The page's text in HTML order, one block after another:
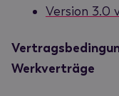
Version 3.0
Werkverträge